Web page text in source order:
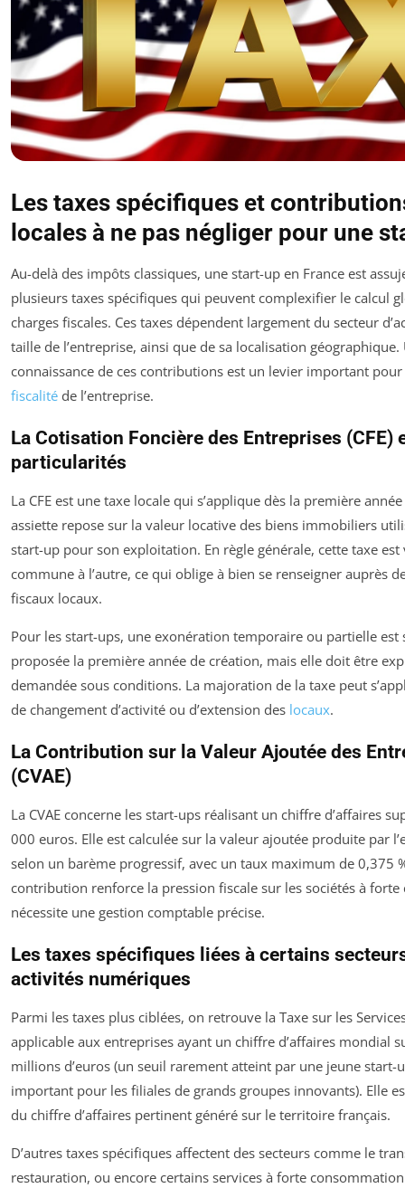
Les taxes spécifiques et
locales à ne pas négliger pour une
Au-delà des impôts classiques, une start-up en France est
plusieurs taxes spécifiques qui peuvent complexifier le calcul
charges fiscales. Ces taxes dépendent largement du secteur
taille de l’entreprise, ainsi que de sa localisation géographique.
connaissance de ces contributions est un levier important
fiscalité de l’entreprise.
La Cotisation Foncière des Entreprises (CFE)
particularités
La CFE est une taxe locale qui s’applique dès la première
assiette repose sur la valeur locative des biens immobiliers
start-up pour son exploitation. En règle générale, cette taxe est
commune à l’autre, ce qui oblige à bien se renseigner auprès
fiscaux locaux.
Pour les start-ups, une exonération temporaire ou partielle est
proposée la première année de création, mais elle doit être
demandée sous conditions. La majoration de la taxe peut
de changement d’activité ou d’extension des locaux.
La Contribution sur la Valeur Ajoutée des
(CVAE)
La CVAE concerne les start-ups réalisant un chiffre d’affaires
000 euros. Elle est calculée sur la valeur ajoutée produite par
selon un barème progressif, avec un taux maximum de 0,375
contribution renforce la pression fiscale sur les sociétés à forte
nécessite une gestion comptable précise.
Les taxes spécifiques liées à certains
activités numériques
Parmi les taxes plus ciblées, on retrouve la Taxe sur les
applicable aux entreprises ayant un chiffre d’affaires mondial
millions d’euros (un seuil rarement atteint par une jeune start-
important pour les filiales de grands groupes innovants). Elle
du chiffre d’affaires pertinent généré sur le territoire français.
D’autres taxes spécifiques affectent des secteurs comme le
restauration, ou encore certains services à forte